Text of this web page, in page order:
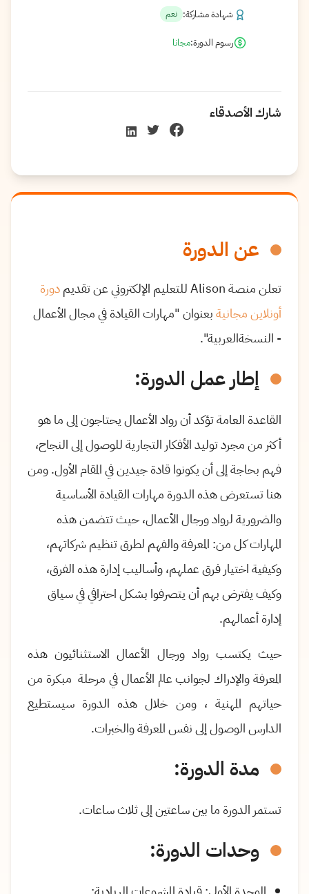
عن الدورة
تعلن منصة Alison للتعليم الإلكتروني عن تقديم
دورة
أونلاين مجانيةبعنوان "مهارات القيادة في مجال الأعمال
- النسخةالعربية".
إطار عمل الدورة:
القاعدة العامة تؤكد أن رواد الأعمال يحتاجون إلى ما هو
أكثر من مجرد توليد الأفكار التجارية للوصول إلى النجاح،
فهم بحاجة إلى أن يكونوا قادة جيدين في المقام الأول. ومن
هنا تستعرض هذه الدورة مهارات القيادة الأساسية
والضرورية لرواد ورجال الأعمال، حيث تتضمن هذه
المهارات كل من: المعرفة والفهم لطرق تنظيم شركاتهم،
وكيفية اختيار فرق عملهم، وأساليب إدارة هذه الفرق،
وكيف يفترض بهم أن يتصرفوا بشكل احترافي في سياق
إدارة أعمالهم.
حيث يكتسب رواد ورجال الأعمال الاستثنائيون هذه
المعرفة والإدراك لجوانب عالم الأعمال في مرحلة مبكرة من
حياتهم المهنية ، ومن خلال هذه الدورة سيستطيع
الدارس الوصول إلى نفس المعرفة والخبرات.
مدة الدورة:
تستمر الدورة ما بين ساعتين إلى ثلاث ساعات.
وحدات الدورة:
شهادة مشاركة: نعم
رسوم الدورة:مجانا
شارك الأصدقاء